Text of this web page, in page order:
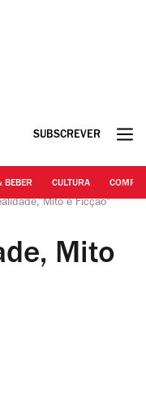
SUBSCREVER
BEBER CULTURA
de Berlinde De
Mito e Ficção"
Mito